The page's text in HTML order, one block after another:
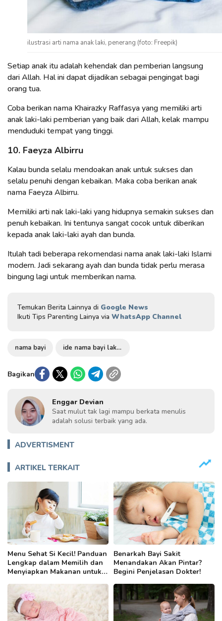
ilustrasi arti nama anak laki, penerang (foto: Freepik)
Setiap anak itu adalah kehendak dan pemberian langsung
dari Allah. Hal ini dapat dijadikan sebagai pengingat bagi
orang tua.
Coba berikan nama Khairazky Raffasya yang memiliki arti
anak laki-laki pemberian yang baik dari Allah, kelak mampu
menduduki tempat yang tinggi.
10. Faeyza Albirru
Kalau bunda selalu mendoakan anak untuk sukses dan
selalu penuhi dengan kebaikan. Maka coba berikan anak
nama Faeyza Albirru.
Memiliki arti nak laki-laki yang hidupnya semakin sukses dan
penuh kebaikan. Ini tentunya sangat cocok untuk diberikan
kepada anak laki-laki ayah dan bunda.
Itulah tadi beberapa rekomendasi nama anak laki-laki Islami
modern. Jadi sekarang ayah dan bunda tidak perlu merasa
bingung lagi untuk memberikan nama.
Temukan Berita Lainnya di Google News
Ikuti Tips Parenting Lainya via WhatsApp Channel
nama bayi ide nama bayi laki laki
Bagikan
Enggar Devian
Saat mulut tak lagi mampu berkata menulis
adalah solusi terbaik yang ada.
ADVERTISMENT
ARTIKEL TERKAIT
Menu Sehat Si Kecil! Panduan
Lengkap dalam Memilih dan
Menyiapkan Makanan untuk
Benarkah Bayi Sakit
Menandakan Akan Pintar?
Begini Penjelasan Dokter!